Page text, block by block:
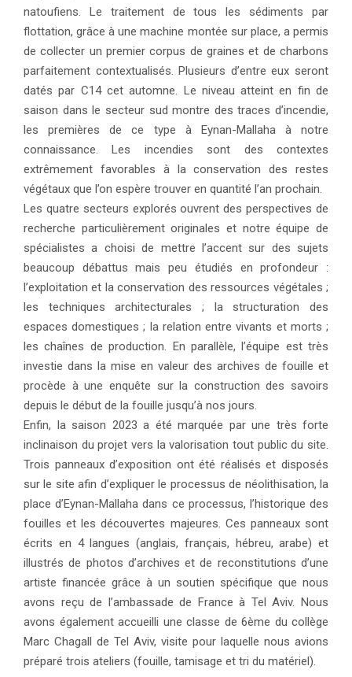
natoufiens. Le traitement de tous les sédiments par
flottation, grâce à une machine montée sur place, a permis
de collecter un premier corpus de graines et de charbons
parfaitement contextualisés. Plusieurs d’entre eux seront
datés par C14 cet automne. Le niveau atteint en fin de
saison dans le secteur sud montre des traces d’incendie,
les premières de ce type à Eynan-Mallaha à notre
connaissance. Les incendies sont des contextes
extrêmement favorables à la conservation des restes
végétaux que l’on espère trouver en quantité l’an prochain.
Les quatre secteurs explorés ouvrent des perspectives de
recherche particulièrement originales et notre équipe de
spécialistes a choisi de mettre l’accent sur des sujets
beaucoup débattus mais peu étudiés en profondeur :
l’exploitation et la conservation des ressources végétales ;
les techniques architecturales ; la structuration des
espaces domestiques ; la relation entre vivants et morts ;
les chaînes de production. En parallèle, l’équipe est très
investie dans la mise en valeur des archives de fouille et
procède à une enquête sur la construction des savoirs
depuis le début de la fouille jusqu’à nos jours.
Enfin, la saison 2023 a été marquée par une très forte
inclinaison du projet vers la valorisation tout public du site.
Trois panneaux d’exposition ont été réalisés et disposés
sur le site afin d’expliquer le processus de néolithisation, la
place d’Eynan-Mallaha dans ce processus, l’historique des
fouilles et les découvertes majeures. Ces panneaux sont
écrits en 4 langues (anglais, français, hébreu, arabe) et
illustrés de photos d’archives et de reconstitutions d’une
artiste financée grâce à un soutien spécifique que nous
avons reçu de l’ambassade de France à Tel Aviv. Nous
avons également accueilli une classe de 6ème du collège
Marc Chagall de Tel Aviv, visite pour laquelle nous avions
préparé trois ateliers (fouille, tamisage et tri du matériel).